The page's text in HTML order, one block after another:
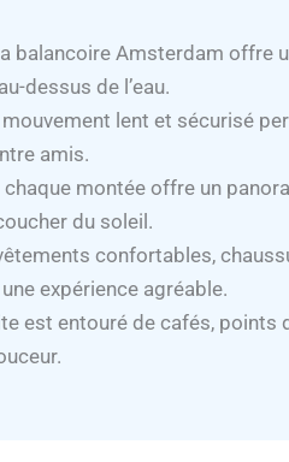
balancoire Amsterdam offre
dessus de l’eau.
mouvement lent et sécurisé
amis.
chaque montée offre un
du soleil.
confortables,
expérience agréable.
est entouré de cafés, points